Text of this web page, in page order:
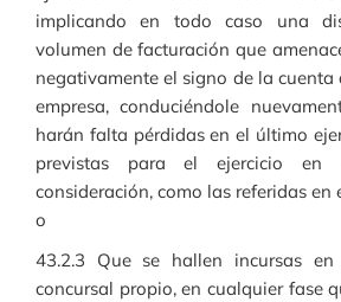
implicando en todo caso una
volumen de facturación que
negativamente el signo de la cuenta
empresa, conduciéndole
harán falta pérdidas en el último
previstas para el ejercicio en
consideración, como las referidas en
o
43.2.3 Que se hallen incursas en
concursal propio, en cualquier fase